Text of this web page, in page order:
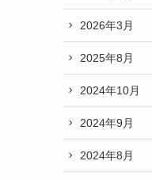
2026年3月
2025年8月
2024年10月
2024年9月
2024年8月